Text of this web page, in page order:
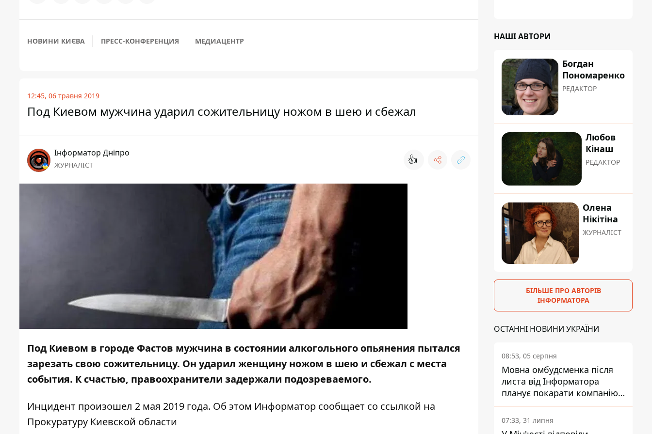
НОВИНИ КИЄВА ПРЕСС-КОНФЕРЕНЦИЯ МЕДИАЦЕНТР
12:45, 06 травня 2019
Под Киевом мужчина ударил сожительницу ножом в шею и сбежал
Інформатор Дніпро
ЖУРНАЛІСТ 👍
Под Киевом в городе Фастов мужчина в состоянии алкогольного опьянения пытался
зарезать свою сожительницу. Он ударил женщину ножом в шею и сбежал с места
события. К счастью, правоохранители задержали подозреваемого.
Инцидент произошел 2 мая 2019 года. Об этом Информатор сообщает со ссылкой на
Прокуратуру Киевской области
НАШІ АВТОРИ
Богдан
Пономаренко
РЕДАКТОР
Любов
Кінаш
РЕДАКТОР
Олена
Нікітіна
ЖУРНАЛІСТ
БІЛЬШЕ ПРО АВТОРІВ
ІНФОРМАТОРА
ОСТАННІ НОВИНИ УКРАЇНИ
08:53, 05 серпня
Мовна омбудсменка після
листа від Інформатора
планує покарати компанію-
підрядника ПриватБанку
07:33, 31 липня